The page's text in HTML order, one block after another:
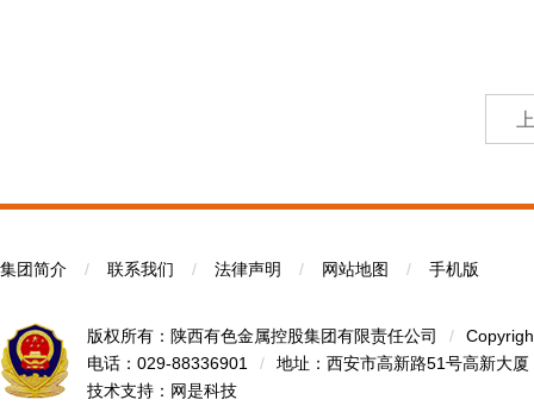
集团简介 / 联系我们 / 法律声明 / 网站地图 / 手机版
版权所有：陕西有色金属控股集团有限责任公司 /
电话：029-88336901
/
地址：西安市高新路51号高新大厦
技术支持： 网是科技